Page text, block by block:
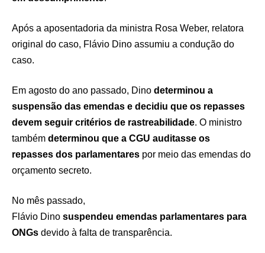
Após a aposentadoria da ministra Rosa Weber, relatora
original do caso, Flávio Dino assumiu a condução do
caso.
Em agosto do ano passado, Dino determinou a
suspensão das emendas e decidiu que os repasses
devem seguir critérios de rastreabilidade. O ministro
também determinou que a CGU auditasse os
repasses dos parlamentares por meio das emendas do
orçamento secreto.
No mês passado,
Flávio Dino suspendeu emendas parlamentares para
ONGs devido à falta de transparência.